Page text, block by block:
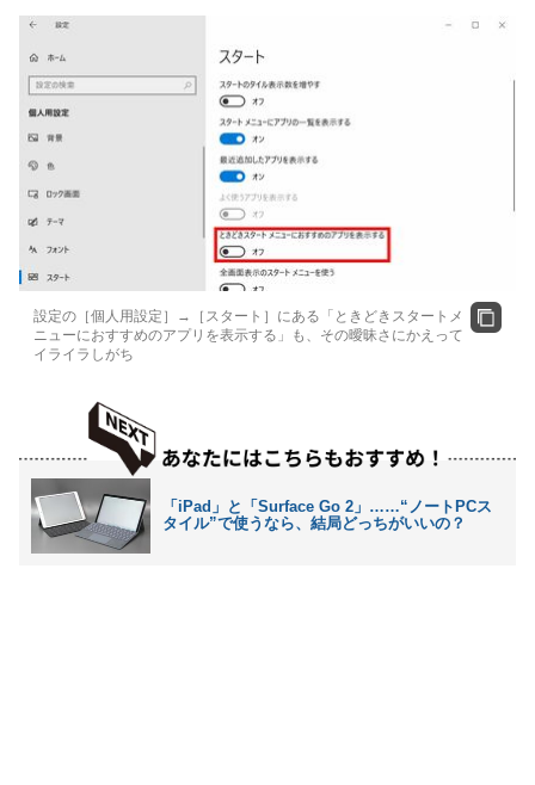
設定の［個人用設定］→［スタート］にある「ときどきスタートメ
ニューにおすすめのアプリを表示する」も、その曖昧さにかえって
イライラしがち
「iPad」と「Surface Go 2」……“ノートPCス
タイル”で使うなら、結局どっちがいいの？